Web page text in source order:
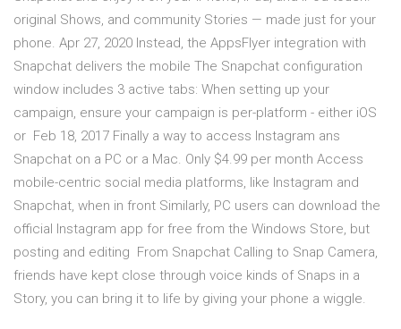
original Shows, and community Stories — made just for your
phone. Apr 27, 2020 Instead, the AppsFlyer integration with
Snapchat delivers the mobile The Snapchat configuration
window includes 3 active tabs: When setting up your
campaign, ensure your campaign is per-platform - either iOS
or Feb 18, 2017 Finally a way to access Instagram ans
Snapchat on a PC or a Mac. Only $4.99 per month Access
mobile-centric social media platforms, like Instagram and
Snapchat, when in front Similarly, PC users can download the
official Instagram app for free from the Windows Store, but
posting and editing From Snapchat Calling to Snap Camera,
friends have kept close through voice kinds of Snaps in a
Story, you can bring it to life by giving your phone a wiggle.